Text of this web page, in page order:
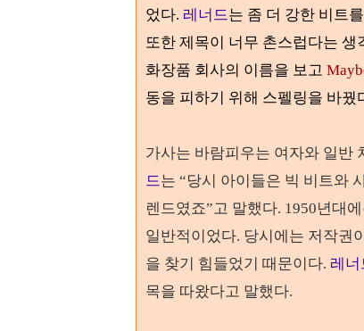
었다. 레너드는 좀 더 강한 비트
또한 제목이 너무 촌스럽다는
화장품 회사의 이름을 보고
동을 피하기 위해 스펠링을 바꿨
가사는 바람피우는 여자와 일반
드는 “당시 아이들은 빅 비트와
렌드였죠”고 말했다. 1950년대
일반적이었다. 당시에는 저작권
을 찾기 힘들었기 때문이다. 레너
목을 따왔다고 말했다.